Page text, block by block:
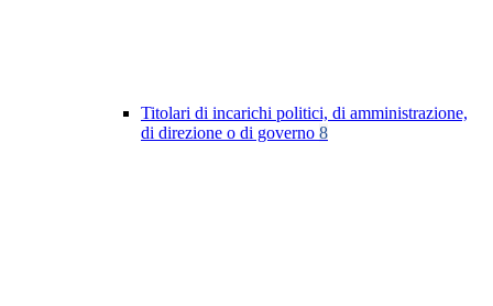
Titolari di incarichi politici, di amministrazione,
di direzione o di governo 8